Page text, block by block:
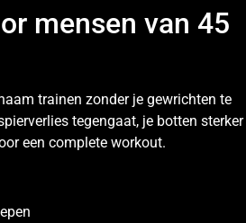
mensen van 45
trainen zonder je gewrichten te
tegengaat, je botten sterker
een complete workout.